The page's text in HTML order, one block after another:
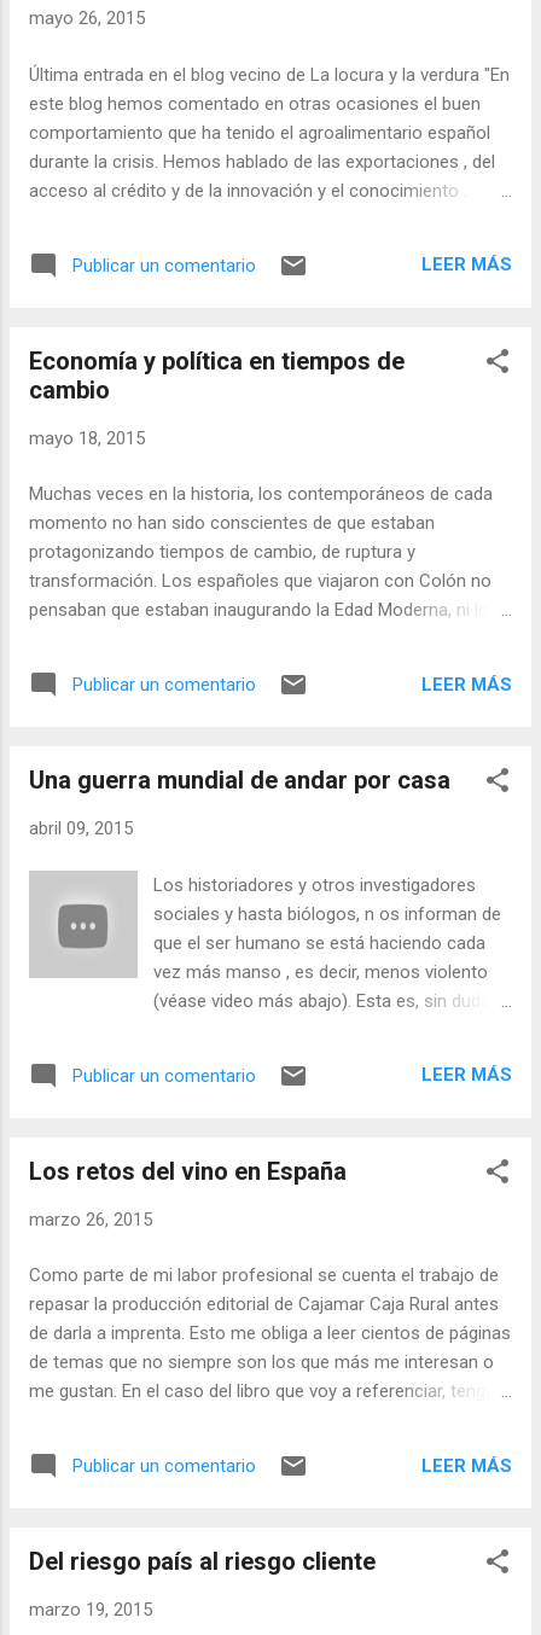
por sus propios méritos. No ha habido ninguna situación de
guerra ni ha sido por una acumulación de desastres
naturales; ha sido mayoritariamente una cuestión de mal
gobierno, irresponsabilidad de las autoridades monetarias y
los efectos multiplicadores del crédito sobrevenidos ...
mayo 26, 2015
Última entrada en el blog vecino de La locura y la verdura "En
este blog hemos comentado en otras ocasiones el buen
comportamiento que ha tenido el agroalimentario español
durante la crisis. Hemos hablado de las exportaciones , del
acceso al crédito y de la innovación y el conocimiento .
por la productividad, o por una mejora en la captación de
de la Contabilidad Nacional que elabora el INE. "Como todo
el mundo sabe, no es precisamente este un sector que se
la del primario, como la de la industria de los alimentos, la
Publicar un comentario LEER MÁS
Economía y política en tiempos de
cambio
mayo 18, 2015
Muchas veces en la historia, los contemporáneos de cada
momento no han sido conscientes de que estaban
protagonizando tiempos de cambio, de ruptura y
transformación. Los españoles que viajaron con Colón no
pensaban que estaban inaugurando la Edad Moderna, ni los
iniciadores de una verdadera revolución industrial, que
también resultó ser económica y social. Posiblemente, el
contabiliza en función del número de modificaciones y la
sentido, es muy posible que los momentos en los que nos
encontramos aparezcan destacados en los libros de texto
de los estudiantes del futuro. La revolución de las
tecnologías ha puesto en tela de juicio muchas de las bases
sobre las que se asentaba nuestra sociedad. Las divisiones
nacionales han perdido consistencia, las fuentes de
Publicar un comentario LEER MÁS
Una guerra mundial de andar por casa
abril 09, 2015
Los historiadores y otros investigadores
sociales y hasta biólogos, n os informan de
que el ser humano se está haciendo cada
vez más manso , es decir, menos violento
(véase video más abajo). Esta es, sin duda
enfrentamientos entre nosotros irían
pensar que, tal vez, estamos ya inmersos en
delante que es muy posible que me
encuentre afectado por determinadas
circunstancias personales y por
determinadas lecturas de corte catastrofista
que he ido sucediendo en las últimas
Desde esta misma bitácora he comentado
es la del cambio constante y profundo. Un
cambio que se visualiza perfe...
Publicar un comentario LEER MÁS
Los retos del vino en España
marzo 26, 2015
Como parte de mi labor profesional se cuenta el trabajo de
repasar la producción editorial de Cajamar Caja Rural antes
de darla a imprenta. Esto me obliga a leer cientos de páginas
de temas que no siempre son los que más me interesan o
me gustan. En el caso del libro que voy a referenciar, tengo
temor, sus 700 páginas son bastante disuasorias. Mi idea
inicial era realizar una lectura diagonal, buscando
del libro supe que mi plan no sería posible. Terminé
enormemente durante el proceso: aprendí mucho y muy
Publicar un comentario LEER MÁS
Del riesgo país al riesgo cliente
marzo 19, 2015